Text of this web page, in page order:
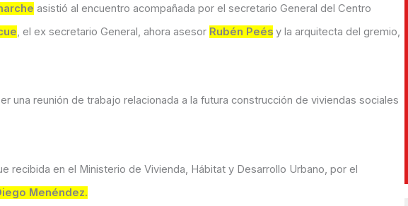
asistió al encuentro acompañada por el secretario General del Centro
, el ex secretario General, ahora asesor Rubén Peés y la arquitecta del gremio,
una reunión de trabajo relacionada a la futura construcción de viviendas sociales
recibida en el Ministerio de Vivienda, Hábitat y Desarrollo Urbano, por el
Menéndez.